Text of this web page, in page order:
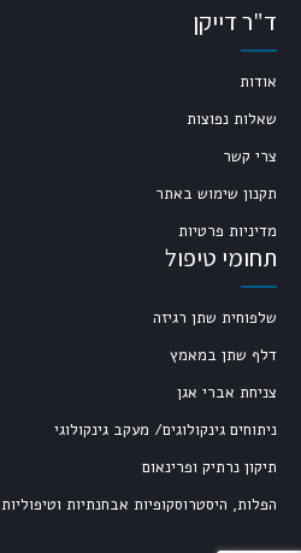
ד"ר דייקן
אודות
שאלות נפוצות
צרי קשר
תקנון שימוש באתר
מדיניות פרטיות
תחומי טיפול
שלפוחית שתן רגיזה
דלף שתן במאמץ
צניחת אברי אגן
ניתוחים גינקולוגים/ מעקב גינקולוגי
תיקון נרתיק ופרינאום
הפלות, היסטרוסקופיות אבחנתיות וטיפוליות